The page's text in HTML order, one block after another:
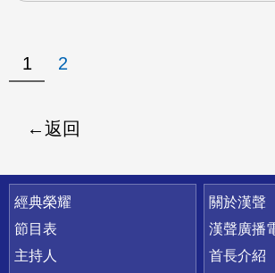
1 2
返回
快速連結
經典榮耀
節目表
主持人
關於漢聲
漢聲廣播
首長介紹